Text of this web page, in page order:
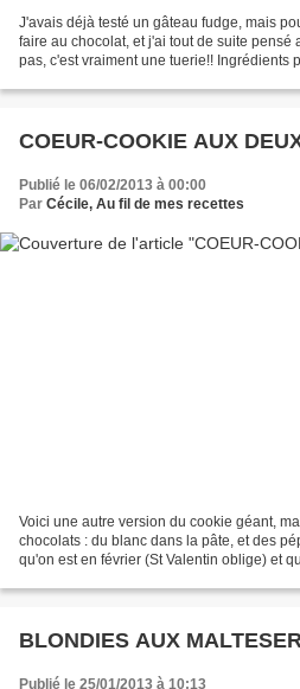
J'avais déjà testé un gâteau fudge, mais
faire au chocolat, et j'ai tout de suite pensé
pas, c'est vraiment une tuerie!! Ingrédients
COEUR-COOKIE AUX
Publié le 06/02/2013 à 00:00
Par Cécile, Au fil de mes recettes
Voici une autre version du cookie géant,
chocolats : du blanc dans la pâte, et des
qu'on est en février (St Valentin oblige) et
BLONDIES AUX
Publié le 25/01/2013 à 10:13